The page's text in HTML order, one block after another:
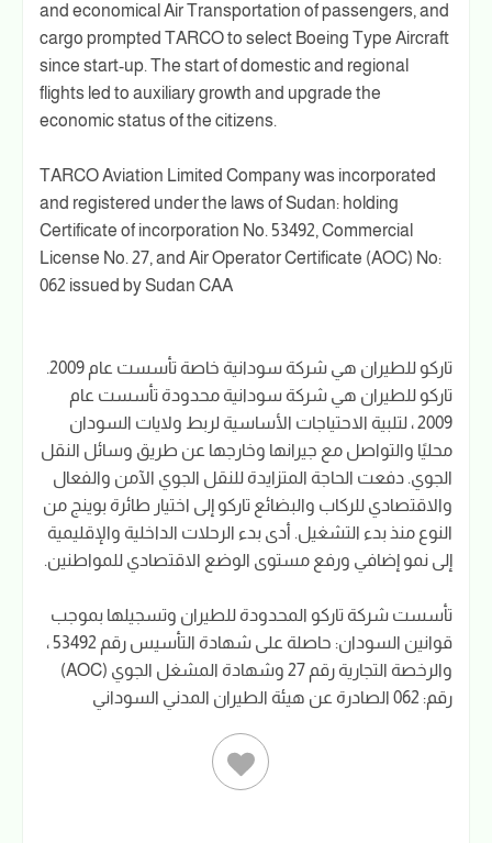
and economical Air Transportation of passengers, and
cargo prompted TARCO to select Boeing Type Aircraft
since start-up. The start of domestic and regional
flights led to auxiliary growth and upgrade the
economic status of the citizens.
TARCO Aviation Limited Company was incorporated
and registered under the laws of Sudan: holding
Certificate of incorporation No. 53492, Commercial
License No. 27, and Air Operator Certificate (AOC) No:
062 issued by Sudan CAA
تاركو للطيران هي شركة سودانية خاصة تأسست عام 2009.
تاركو للطيران هي شركة سودانية محدودة تأسست عام
2009 ، لتلبية الاحتياجات الأساسية لربط ولايات السودان
محليًا والتواصل مع جيرانها وخارجها عن طريق وسائل النقل
الجوي. دفعت الحاجة المتزايدة للنقل الجوي الآمن والفعال
والاقتصادي للركاب والبضائع تاركو إلى اختيار طائرة بوينج من
النوع منذ بدء التشغيل. أدى بدء الرحلات الداخلية والإقليمية
إلى نمو إضافي ورفع مستوى الوضع الاقتصادي للمواطنين.
تأسست شركة تاركو المحدودة للطيران وتسجيلها بموجب
قوانين السودان: حاصلة على شهادة التأسيس رقم 53492 ،
والرخصة التجارية رقم 27 وشهادة المشغل الجوي (AOC)
رقم: 062 الصادرة عن هيئة الطيران المدني السوداني